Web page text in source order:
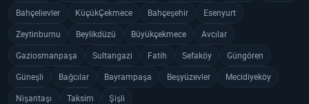
Bahçelievler
KüçükÇekmece Bahçeşehir
Esenyurt
Zeytinburnu
Beylikdüzü Büyükçekmece
Avcılar
Gaziosmanpaşa
Sultangazi Fatih Sefaköy
Güngören
Güneşli
Bağcılar Bayrampaşa Beşyüzevler
Mecidiyeköy
Nişantaşı
Taksim Şişli